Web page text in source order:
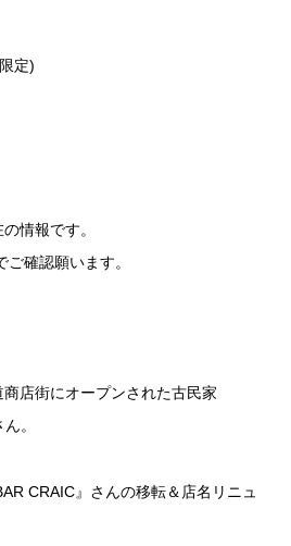
定)
情報です。
確認願います。
店街にオープンされた古民家
。
CRAIC』さんの移転＆店名リニュ